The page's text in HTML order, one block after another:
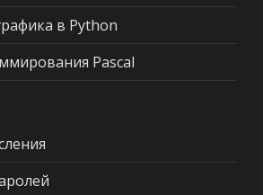
в Python
Pascal